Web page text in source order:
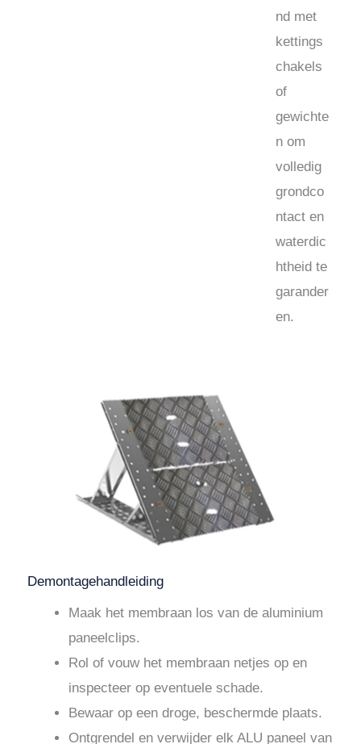
nd met
kettings
chakels
of
gewichte
n om
volledig
grondco
ntact en
waterdic
htheid te
garander
en.
Demontagehandleiding
Maak het membraan los van de aluminium
paneelclips.
Rol of vouw het membraan netjes op en
inspecteer op eventuele schade.
Bewaar op een droge, beschermde plaats.
Ontgrendel en verwijder elk ALU paneel van